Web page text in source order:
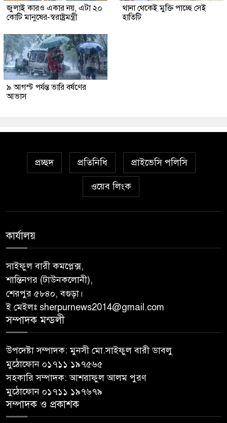
জুলাই কারও একার নয়, এটা ২০
কোটি মানুষের-স্বরাষ্ট্রমন্ত্রী
থানা থেকেই মুক্তি পাচ্ছে সেই
হাতিটি
৯ আগস্ট পর্যন্ত ভারি বর্ষণের
আভাস
প্রচ্ছদ প্রতিনিধি প্রাইভেসি পলিসি
ওয়েব লিংক
কার্যালয়
সাইফুল বারী কমপ্লেক্স,
শান্তিনগর (টাউনকলোনী),
শেরপুর ৫৮৪০, বগুড়া।
ই মেইলঃ sherpurnews2014@gmail.com
সম্পাদক মন্ডলী
উপদেষ্টা সম্পাদক: মুনসী মো.সাইফুল বারী ডাবলু
মুঠোফোন ০১৭১১ ১৯৭৫৬৫
সহকারি সম্পাদক: আশরাফুল আলম পুরণ
মুঠোফোন ০১৭১১ ১৯৭৬৭৯
সম্পাদক ও প্রকাশক